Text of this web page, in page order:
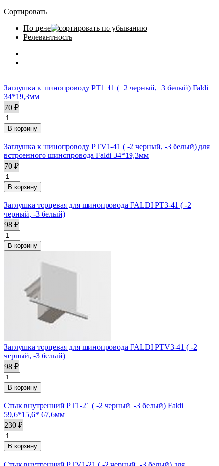
Сортировать
По цене
Релевантность
Заглушка к шинопроводу PT1-41 ( -2 черный, -3 белый) Faldi
34*19,3мм
70 ₽
Заглушка к шинопроводу PTV1-41 ( -2 черный, -3 белый) для
встроенного шинопровода Faldi 34*19,3мм
70 ₽
Заглушка торцевая для шинопровода FALDI PT3-41 ( -2
черный, -3 белый)
98 ₽
Заглушка торцевая для шинопровода FALDI PTV3-41 ( -2
черный, -3 белый)
98 ₽
Стык внутренний PT1-21 ( -2 черный, -3 белый) Faldi
59,6*15,6* 67,6мм
230 ₽